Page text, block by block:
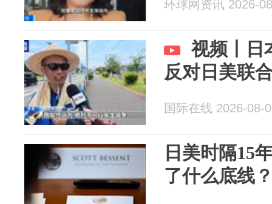
环球网资讯 2026-
视频丨日
反对日美联
国际在线 2026-08-
日美时隔15
了什么底线